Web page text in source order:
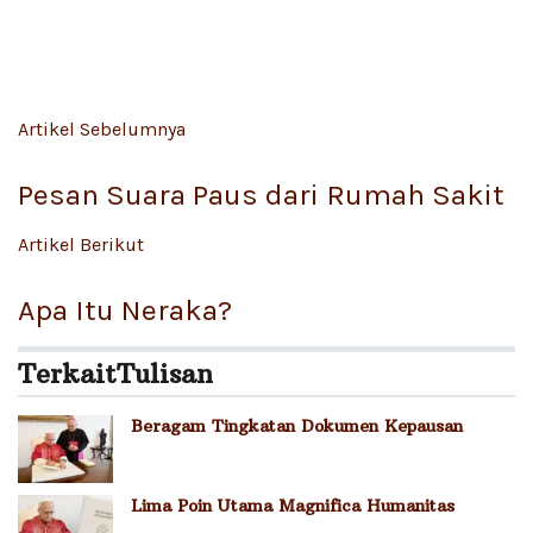
Artikel Sebelumnya
Pesan Suara Paus dari Rumah Sakit
Artikel Berikut
Apa Itu Neraka?
TerkaitTulisan
Beragam Tingkatan Dokumen Kepausan
Lima Poin Utama Magnifica Humanitas